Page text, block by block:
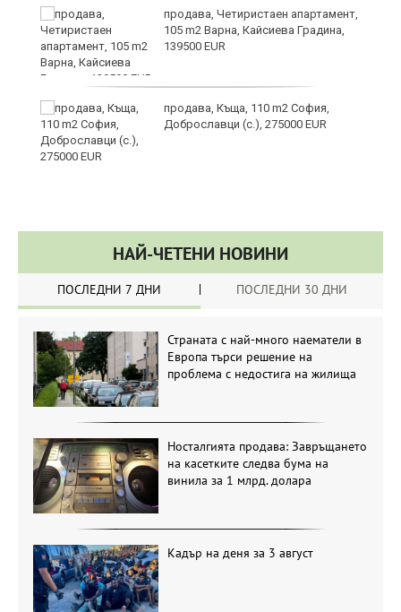
продава, Четиристаен апартамент,
105 m2 Варна, Кайсиева Градина,
139500 EUR
продава, Къща, 110 m2 София,
Доброславци (с.), 275000 EUR
НАЙ-ЧЕТЕНИ НОВИНИ
ПОСЛЕДНИ 7 ДНИ ПОСЛЕДНИ 30 ДНИ
Страната с най-много наематели в
Европа търси решение на
проблема с недостига на жилища
Носталгията продава: Завръщането
на касетките следва бума на
винила за 1 млрд. долара
Кадър на деня за 3 август